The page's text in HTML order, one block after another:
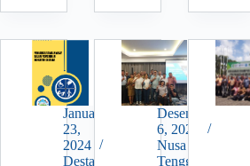
Ekonomi
KPPPA:
Pengarusutamaan
Gender
Agar
Dilakukan
Secara
Kolaboratif
Januari
23,
2024
Destana
Desember
6, 2023
Nusa
Tenggara